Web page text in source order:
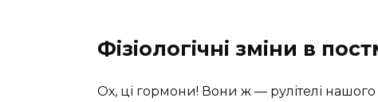
Фізіологічні зміни в
Ох, ці гормони! Вони ж — рулітелі нашого